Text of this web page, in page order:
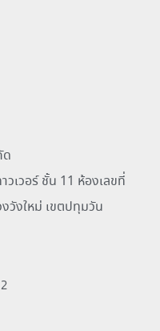
ด
เวอร์ ชั้น 11 ห้องเลขที่
วังใหม่ เขตปทุมวัน